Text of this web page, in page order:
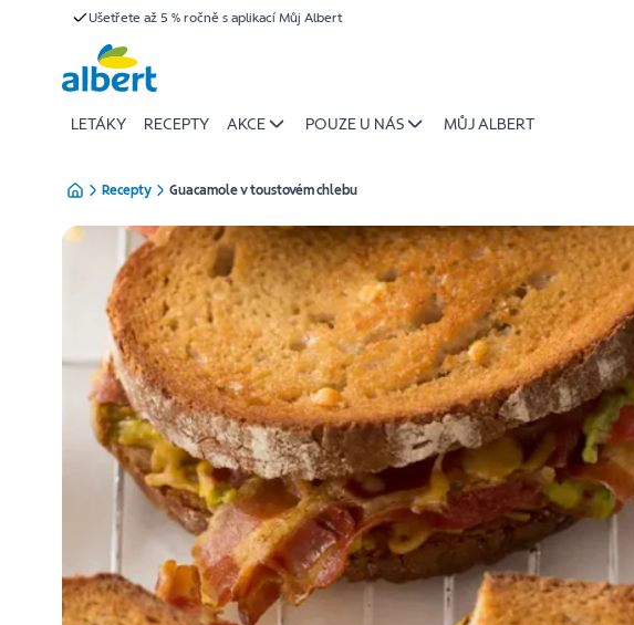
Ušetřete až 5 % ročně s aplikací Můj Albert
LETÁKY RECEPTY AKCE POUZE U NÁS MŮJ ALBERT
Recepty Guacamole v toustovém chlebu